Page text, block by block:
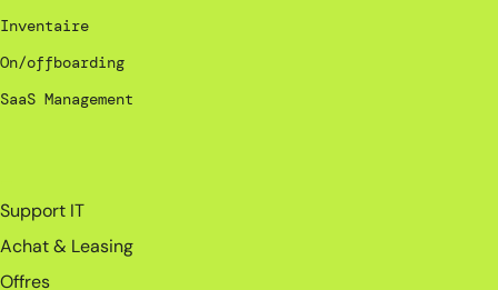
Inventaire
On/offboarding
SaaS Management
Support IT
Achat & Leasing
Offres